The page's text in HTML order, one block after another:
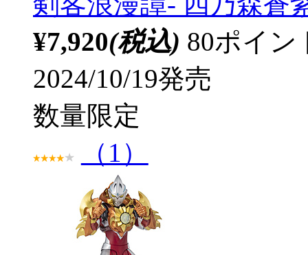
¥7,920(税込) 80ポイ
2024/10/19発売
数量限定
（1）